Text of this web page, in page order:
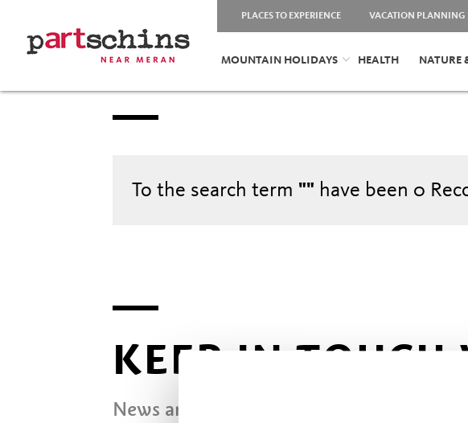
PLACES TO EXPERIENCE VACATION PLANNING
MOUNTAIN HOLIDAYS HEALTH NATURE
To the search term "" have been 0
KEEP IN TOUCH
News and information directly in your